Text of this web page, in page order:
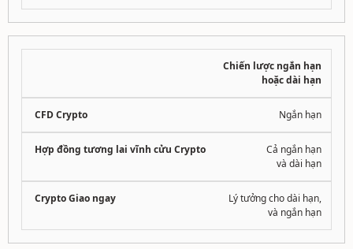
Chiến lược ngắn hạn
hoặc dài hạn
Ngắn hạn
Cả ngắn hạn
và dài hạn
Lý tưởng cho dài hạn,
và ngắn hạn